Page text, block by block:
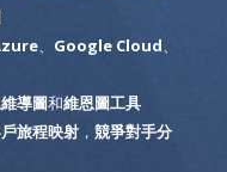
、 Google Cloud
導圖和維恩圖工具
旅程映射， 競爭對手分